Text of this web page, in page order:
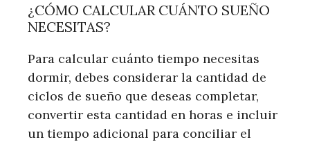
¿CÓMO CALCULAR CUÁNTO SUEÑO
NECESITAS?
Para calcular cuánto tiempo necesitas
dormir, debes considerar la cantidad de
ciclos de sueño que deseas completar,
convertir esta cantidad en horas e incluir
un tiempo adicional para conciliar el